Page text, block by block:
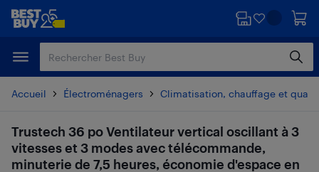
Passer
principal
Passer
Accueil Électroménagers Climatisation, chauffage et
Trustech 36 po Ventilateur vertical oscillant à 3
vitesses et 3 modes avec télécommande,
minuterie de 7,5 heures, économie d'espace en